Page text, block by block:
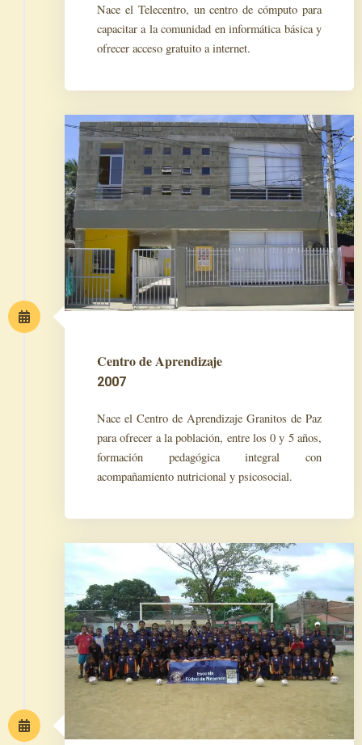
Nace el Telecentro, un centro de cómputo para
capacitar a la comunidad en informática básica y
ofrecer acceso gratuito a internet.
Centro de Aprendizaje
2007
Nace el Centro de Aprendizaje Granitos de Paz
para ofrecer a la población, entre los 0 y 5 años,
formación pedagógica integral con
acompañamiento nutricional y psicosocial.